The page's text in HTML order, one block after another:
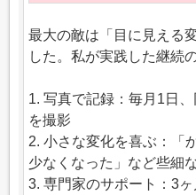
最大の敵は「目に見える
した。私が実践した継続
1. 写真で記録：毎月1日
を撮影
2. 小さな変化を喜ぶ：「
少なくなった」など些細
3. 専門家のサポート：3